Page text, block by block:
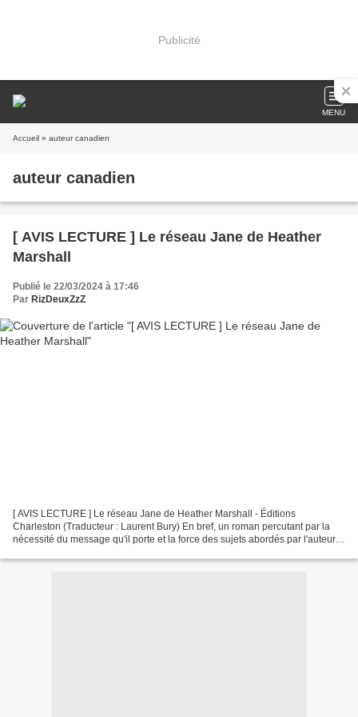
Publicité
MENU
Accueil » auteur canadien
auteur canadien
[ AVIS LECTURE ] Le réseau Jane de Heather
Marshall
Publié le 22/03/2024 à 17:46
Par RizDeuxZzZ
[ AVIS LECTURE ] Le réseau Jane de Heather Marshall - Éditions
Charleston (Traducteur : Laurent Bury) En bref, un roman percutant par la
nécessité du message qu'il porte et la force des sujets abordés par l'auteure.